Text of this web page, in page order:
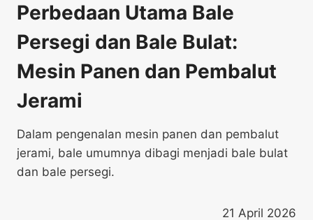
Perbedaan Utama Bale
Persegi dan Bale Bulat:
Mesin Panen dan Pembalut
Jerami
Dalam pengenalan mesin panen dan pembalut
jerami, bale umumnya dibagi menjadi bale bulat
dan bale persegi.
21 April 2026